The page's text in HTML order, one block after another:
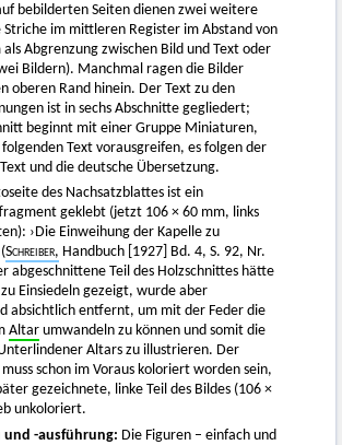
bebilderten Seiten dienen zwei weitere
Striche im mittleren Register im Abstand von
Abgrenzung zwischen Bild und Text oder
Bildern). Manchmal ragen die Bilder
oberen Rand hinein. Der Text zu den
ist in sechs Abschnitte gegliedert;
beginnt mit einer Gruppe Miniaturen,
Text vorausgreifen, es folgen der
und die deutsche Übersetzung.
des Nachsatzblattes ist ein
geklebt (jetzt 106 × 60 mm, links
›Die Einweihung der Kapelle zu
Schreiber, Handbuch [1927] Bd. 4, S. 92, Nr.
abgeschnittene Teil des Holzschnittes hätte
Einsiedeln gezeigt, wurde aber
absichtlich entfernt, um mit der Feder die
Altar umwandeln zu können und somit die
Altars zu illustrieren. Der
schon im Voraus koloriert worden sein,
gezeichnete, linke Teil des Bildes (106 ×
unkoloriert.
und -ausführung: Die Figuren – einfach und